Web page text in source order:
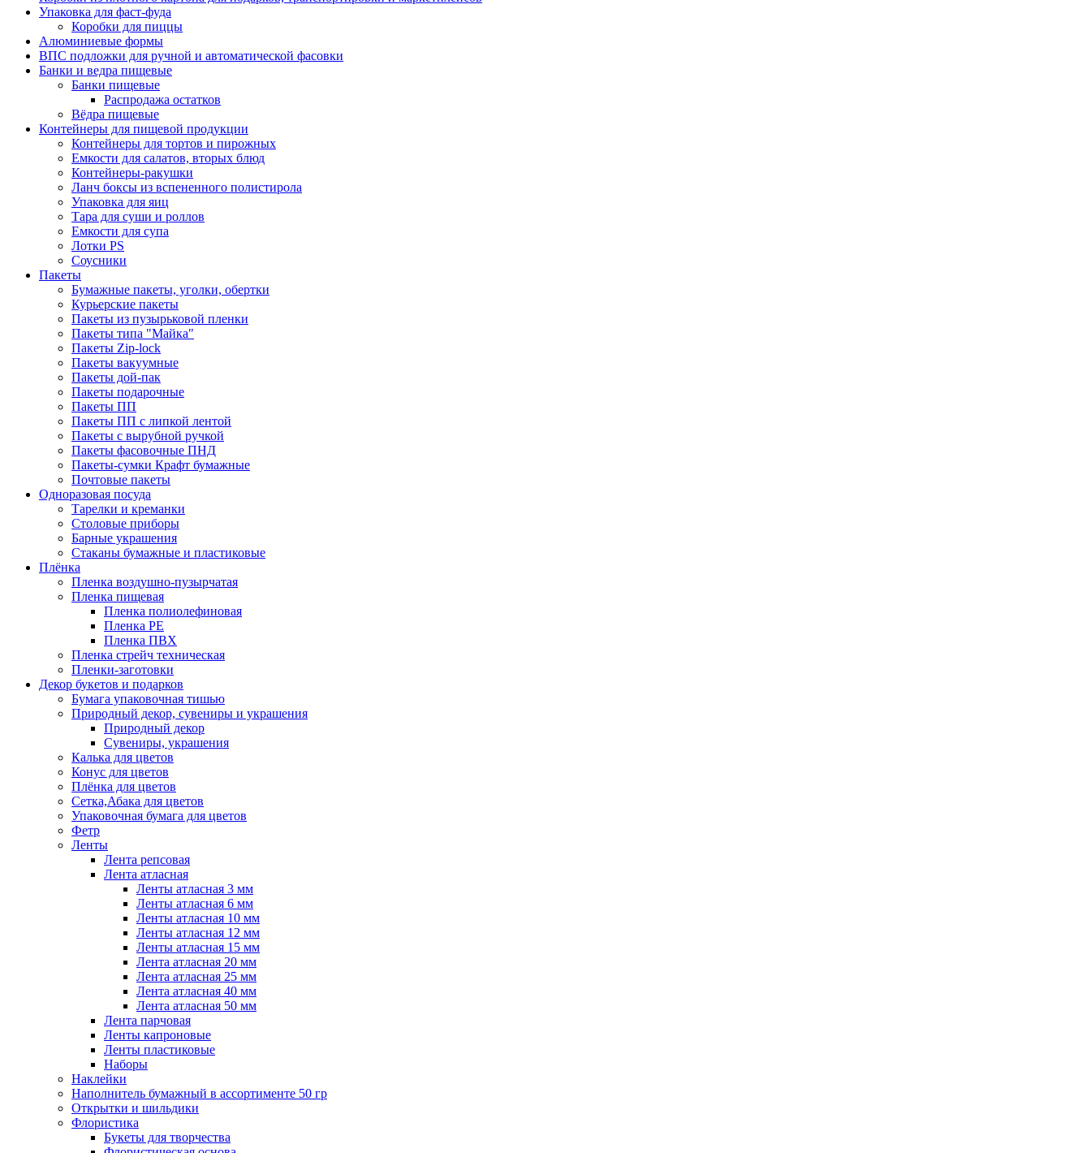
Упаковка для фаст-фуда
Коробки для пиццы
Алюминиевые формы
ВПС подложки для ручной и автоматической фасовки
Банки и ведра пищевые
Банки пищевые
Распродажа остатков
Вёдра пищевые
Контейнеры для пищевой продукции
Контейнеры для тортов и пирожных
Емкости для салатов, вторых блюд
Контейнеры-ракушки
Ланч боксы из вспененного полистирола
Упаковка для яиц
Тара для суши и роллов
Емкости для супа
Лотки PS
Соусники
Пакеты
Бумажные пакеты, уголки, обертки
Курьерские пакеты
Пакеты из пузырьковой пленки
Пакеты типа "Майка"
Пакеты Zip-lock
Пакеты вакуумные
Пакеты дой-пак
Пакеты подарочные
Пакеты ПП
Пакеты ПП с липкой лентой
Пакеты с вырубной ручкой
Пакеты фасовочные ПНД
Пакеты-сумки Крафт бумажные
Почтовые пакеты
Одноразовая посуда
Тарелки и креманки
Столовые приборы
Барные украшения
Стаканы бумажные и пластиковые
Плёнка
Пленка воздушно-пузырчатая
Пленка пищевая
Пленка полиолефиновая
Пленка PE
Пленка ПВХ
Пленка стрейч техническая
Пленки-заготовки
Декор букетов и подарков
Бумага упаковочная тишью
Природный декор, сувениры и украшения
Природный декор
Сувениры, украшения
Калька для цветов
Конус для цветов
Плёнка для цветов
Сетка,Абака для цветов
Упаковочная бумага для цветов
Фетр
Ленты
Лента репсовая
Лента атласная
Ленты атласная 3 мм
Ленты атласная 6 мм
Ленты атласная 10 мм
Ленты атласная 12 мм
Ленты атласная 15 мм
Лента атласная 20 мм
Лента атласная 25 мм
Лента атласная 40 мм
Лента атласная 50 мм
Лента парчовая
Ленты капроновые
Ленты пластиковые
Наборы
Наклейки
Наполнитель бумажный в ассортименте 50 гр
Открытки и шильдики
Флористика
Букеты для творчества